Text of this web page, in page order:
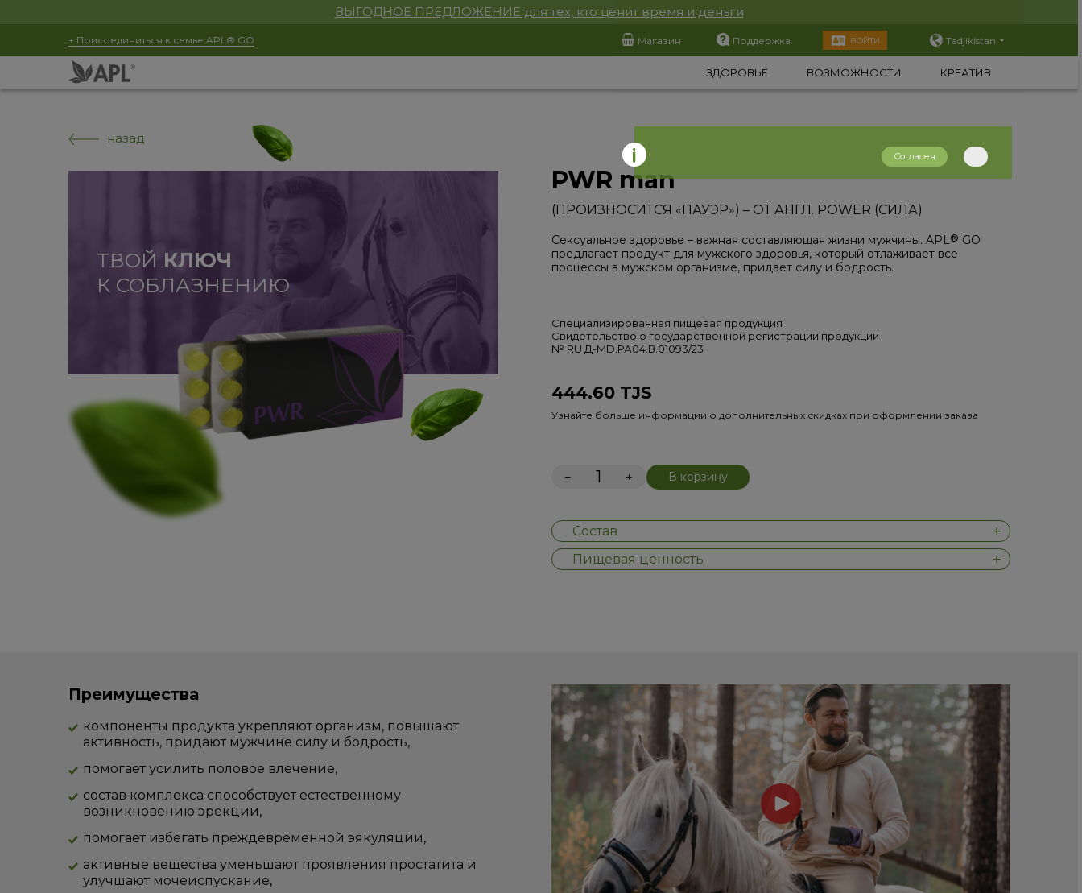
ВЫГОДНОЕ ПРЕДЛОЖЕНИЕ для тех, кто ценит время и деньги
+ Присоединиться к семье APL® GO Магазин Поддержка ВОЙТИ Tadjikistan
ЗДОРОВЬЕ ВОЗМОЖНОСТИ КРЕАТИВ
назад
ТВОЙ КЛЮЧ
К СОБЛАЗНЕНИЮ
PWR man
(ПРОИЗНОСИТСЯ «ПАУЭР») – ОТ АНГЛ. POWER (СИЛА)
Сексуальное здоровье – важная составляющая жизни мужчины. APL® GO
предлагает продукт для мужского здоровья, который отлаживает все
процессы в мужском организме, придает силу и бодрость.
Специализированная пищевая продукция
Свидетельство о государственной регистрации продукции
№ RU Д-MD.РА04.В.01093/23
444.60 TJS
Узнайте больше информации о дополнительных скидках при оформлении заказа
− + В корзину
Состав
Пищевая ценность
Преимущества
компоненты продукта укрепляют организм, повышают
активность, придают мужчине силу и бодрость,
помогает усилить половое влечение,
состав комплекса способствует естественному
возникновению эрекции,
помогает избегать преждевременной эякуляции,
активные вещества уменьшают проявления простатита и
улучшают мочеиспускание,
Мы определили, что Вы находитесь в странеUnited States
Согласен